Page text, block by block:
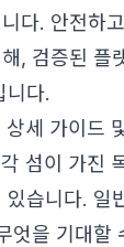
다. 안전하
, 검증된 플
니다.
세 가이드
섬이 가진
습니다. 일
엇을 기대할